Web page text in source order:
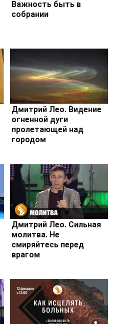
Важность быть в
собрании
Дмитрий Лео. Видение
огненной дуги
пролетающей над
городом
Дмитрий Лео. Сильная
молитва. Не
смиряйтесь перед
врагом